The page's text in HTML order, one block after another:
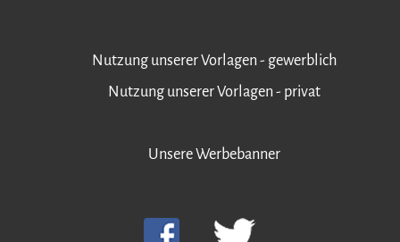
Nutzung unserer Vorlagen - gewerblich
Nutzung unserer Vorlagen - privat
Unsere Werbebanner